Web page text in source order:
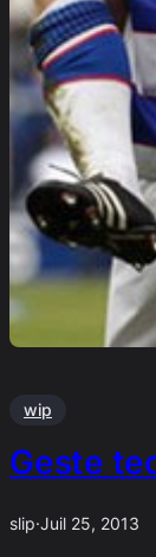
wip
Geste
slip·Juil 25, 2013